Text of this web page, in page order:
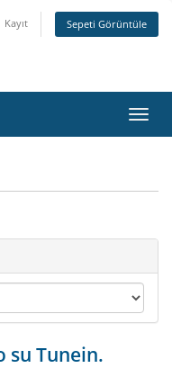
Kayıt Sepeti Görüntüle
su Tunein.